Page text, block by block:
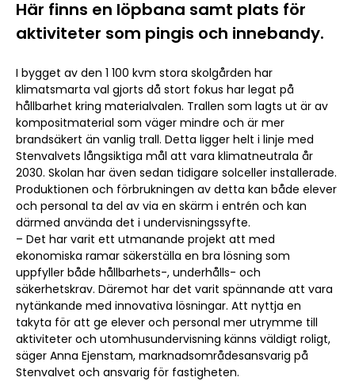
Här finns en löpbana samt plats för
aktiviteter som pingis och innebandy.
I bygget av den 1 100 kvm stora skolgården har
klimatsmarta val gjorts då stort fokus har legat på
hållbarhet kring materialvalen. Trallen som lagts ut är av
kompositmaterial som väger mindre och är mer
brandsäkert än vanlig trall. Detta ligger helt i linje med
Stenvalvets långsiktiga mål att vara klimatneutrala år
2030. Skolan har även sedan tidigare solceller installerade.
Produktionen och förbrukningen av detta kan både elever
och personal ta del av via en skärm i entrén och kan
därmed använda det i undervisningssyfte.
– Det har varit ett utmanande projekt att med
ekonomiska ramar säkerställa en bra lösning som
uppfyller både hållbarhets-, underhålls- och
säkerhetskrav. Däremot har det varit spännande att vara
nytänkande med innovativa lösningar. Att nyttja en
takyta för att ge elever och personal mer utrymme till
aktiviteter och utomhusundervisning känns väldigt roligt,
säger Anna Ejenstam, marknadsområdesansvarig på
Stenvalvet och ansvarig för fastigheten.